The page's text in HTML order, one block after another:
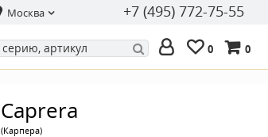
Москва +7 (495) 772-75-55
0 0
Caprera
(Карпера)